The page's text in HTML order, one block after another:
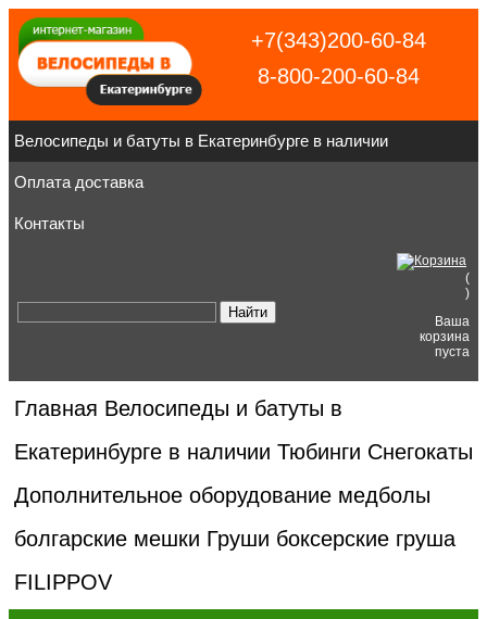
+7(343)200-60-84
8-800-200-60-84
Велосипеды и батуты в Екатеринбурге в наличии
Оплата доставка
Контакты
(
)
Ваша
корзина
пуста
Главная Велосипеды и батуты в
Екатеринбурге в наличии Тюбинги Снегокаты
Дополнительное оборудование медболы
болгарские мешки Груши боксерские груша
FILIPPOV